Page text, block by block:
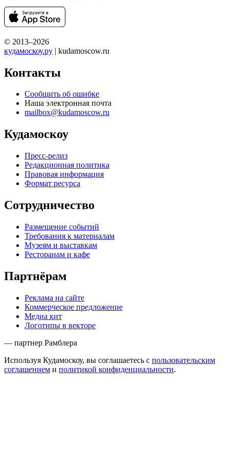
© 2013–2026
кудамоскоу.ру | kudamoscow.ru
Контакты
Сообщить об ошибке
Наша электронная почта
mailbox@kudamoscow.ru
Кудамоскоу
Пресс-релиз
Редакционная политика
Правовая информация
Формат ресурса
Сотрудничество
Размещение событий
Требования к материалам
Музеям и выставкам
Ресторанам и кафе
Партнёрам
Реклама на сайте
Коммерческое предложение
Медиа кит
Логотипы в векторе
— партнер Рамблера
Используя Кудамоскоу, вы соглашаетесь с пользовательским
соглашением и политикой конфиденциальности.